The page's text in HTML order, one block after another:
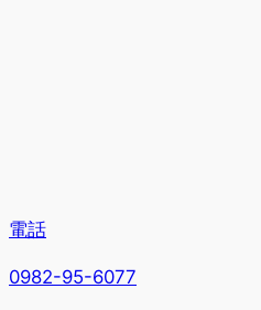
電話
0982-95-6077